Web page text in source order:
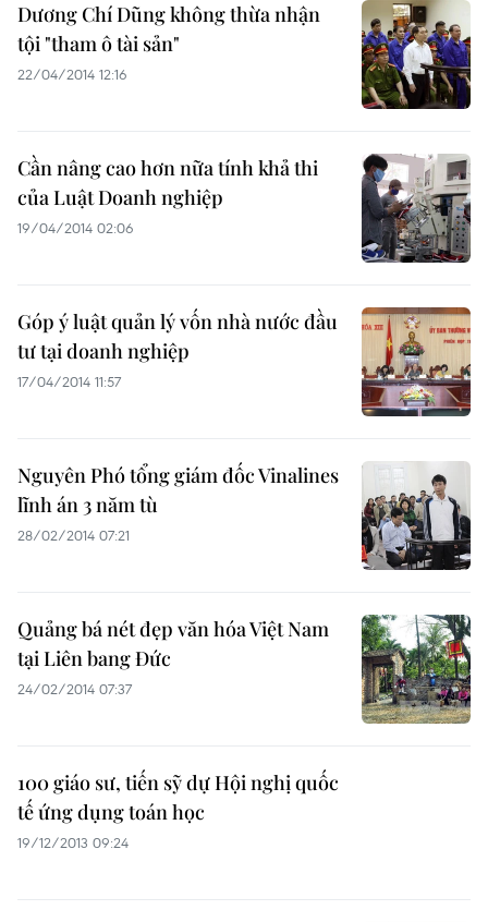
Dương Chí Dũng không thừa nhận
tội "tham ô tài sản"
22/04/2014 12:16
Cần nâng cao hơn nữa tính khả thi
của Luật Doanh nghiệp
19/04/2014 02:06
Góp ý luật quản lý vốn nhà nước đầu
tư tại doanh nghiệp
17/04/2014 11:57
Nguyên Phó tổng giám đốc Vinalines
lĩnh án 3 năm tù
28/02/2014 07:21
Quảng bá nét đẹp văn hóa Việt Nam
tại Liên bang Đức
24/02/2014 07:37
100 giáo sư, tiến sỹ dự Hội nghị quốc
tế ứng dụng toán học
19/12/2013 09:24